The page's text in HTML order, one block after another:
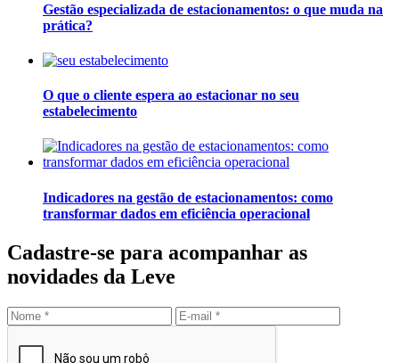
Gestão especializada de estacionamentos: o que muda na
prática?
O que o cliente espera ao estacionar no seu
estabelecimento
Indicadores na gestão de estacionamentos: como
transformar dados em eficiência operacional
Cadastre-se para acompanhar as
novidades da Leve